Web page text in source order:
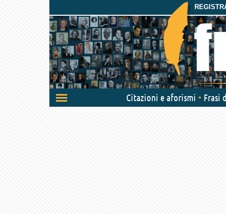
Attiva/disattiva
navigazione
Citazioni e aforismi Frasi